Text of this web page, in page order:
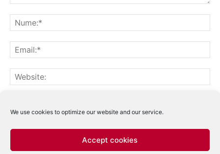
We use cookies to optimize our website and our service.
Accept cookies
Notifică-mă prin email când sunt publicate articole noi.